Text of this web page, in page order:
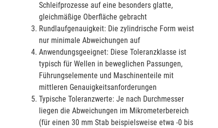
Schleifprozesse auf eine besonders glatte,
gleichmäßige Oberfläche gebracht
Rundlaufgenauigkeit: Die zylindrische Form weist
nur minimale Abweichungen auf
Anwendungsgeeignet: Diese Toleranzklasse ist
typisch für Wellen in beweglichen Passungen,
Führungselemente und Maschinenteile mit
mittleren Genauigkeitsanforderungen
Typische Toleranzwerte: Je nach Durchmesser
liegen die Abweichungen im Mikrometerbereich
(für einen 30 mm Stab beispielsweise etwa -0 bis